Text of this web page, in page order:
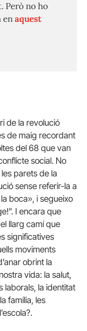
Però no ho
enaquest
de la revolució
de maig recordant
del 68 que van
social. No
parets de la
sense referir-la a
boca», i segueixo
I encara que
llarg camí que
significatives
moviments
obrint la
vida: la salut,
laborals, la identitat
família, les